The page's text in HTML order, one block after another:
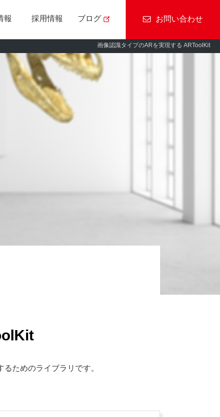
MONOLIST
報
CSR基本方針
アクセス
採用情報
て 社員紹介
ブログ お問い合わせ
画像認識タイプのARを実現する ARToolKit
ためのライブラリです。